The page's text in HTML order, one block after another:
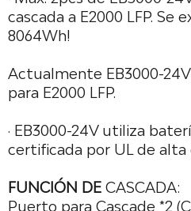
cascada a E2000 LFP. Se
8064Wh!
Actualmente EB3000-
para E2000 LFP.
· EB3000-24V utiliza
certificada por UL de alta
FUNCIÓN DE CASCADA:
Puerto para Cascade *2